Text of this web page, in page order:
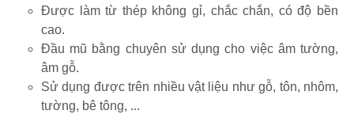
Được làm từ thép không gỉ, chắc chắn, có độ bền
cao.
Đầu mũ bằng chuyên sử dụng cho việc âm tường,
âm gỗ.
Sử dụng được trên nhiều vật liệu như gỗ, tôn, nhôm,
tường, bê tông, ...